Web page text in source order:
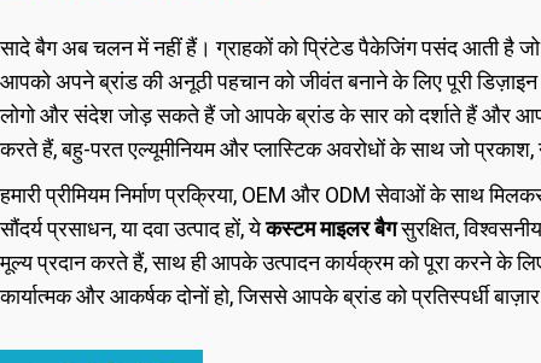
सादे बैग अब चलन में नहीं हैं। ग्राहकों को प्रिंटेड पैकेजिंग पसंद आती है
आपको अपने ब्रांड की अनूठी पहचान को जीवंत बनाने के लिए पूरी
लोगो और संदेश जोड़ सकते हैं जो आपके ब्रांड के सार को दर्शाते हैं और आपके
करते हैं, बहु-परत एल्यूमीनियम और प्लास्टिक अवरोधों के साथ जो
हमारी प्रीमियम निर्माण प्रक्रिया, OEM और ODM सेवाओं के साथ
सौंदर्य प्रसाधन, या दवा उत्पाद हों, येकस्टम माइलर बैगसुरक्षित,
मूल्य प्रदान करते हैं, साथ ही आपके उत्पादन कार्यक्रम को पूरा करने के
कार्यात्मक और आकर्षक दोनों हो, जिससे आपके ब्रांड को प्रतिस्पर्धी